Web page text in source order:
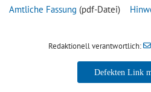
Amtliche Fassung (pdf-Datei)
Redaktionell verantwortlich:
Boris Angerer,